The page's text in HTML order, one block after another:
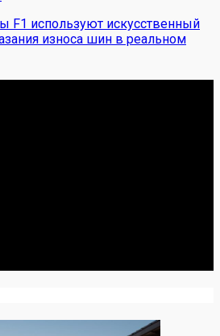
F1 используют искусственный
износа шин в реальном